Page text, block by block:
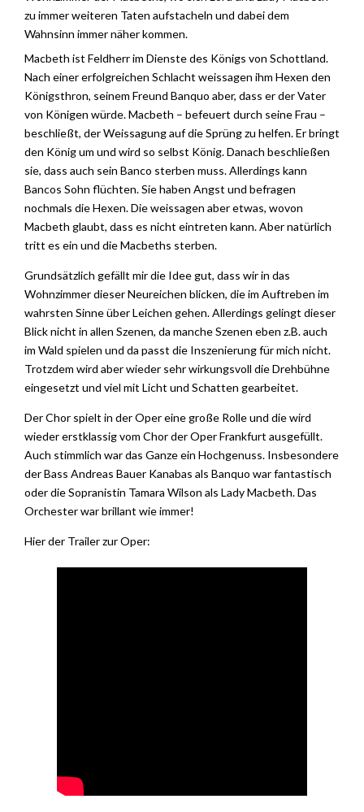
zu immer weiteren Taten aufstacheln und dabei dem
Wahnsinn immer näher kommen.
Macbeth ist Feldherr im Dienste des Königs von Schottland.
Nach einer erfolgreichen Schlacht weissagen ihm Hexen den
Königsthron, seinem Freund Banquo aber, dass er der Vater
von Königen würde. Macbeth – befeuert durch seine Frau –
beschließt, der Weissagung auf die Sprüng zu helfen. Er bringt
den König um und wird so selbst König. Danach beschließen
sie, dass auch sein Banco sterben muss. Allerdings kann
Bancos Sohn flüchten. Sie haben Angst und befragen
nochmals die Hexen. Die weissagen aber etwas, wovon
Macbeth glaubt, dass es nicht eintreten kann. Aber natürlich
tritt es ein und die Macbeths sterben.
Grundsätzlich gefällt mir die Idee gut, dass wir in das
Wohnzimmer dieser Neureichen blicken, die im Auftreben im
wahrsten Sinne über Leichen gehen. Allerdings gelingt dieser
Blick nicht in allen Szenen, da manche Szenen eben z.B. auch
im Wald spielen und da passt die Inszenierung für mich nicht.
Trotzdem wird aber wieder sehr wirkungsvoll die Drehbühne
eingesetzt und viel mit Licht und Schatten gearbeitet.
Der Chor spielt in der Oper eine große Rolle und die wird
wieder erstklassig vom Chor der Oper Frankfurt ausgefüllt.
Auch stimmlich war das Ganze ein Hochgenuss. Insbesondere
der Bass Andreas Bauer Kanabas als Banquo war fantastisch
oder die Sopranistin Tamara Wilson als Lady Macbeth. Das
Orchester war brillant wie immer!
Hier der Trailer zur Oper: